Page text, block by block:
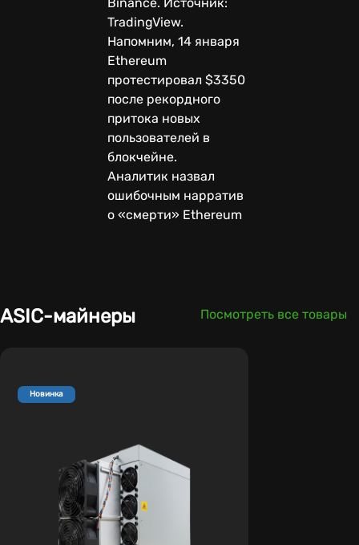
TradingView.
Напомним, 14 января
Ethereum
протестировал $3350
после рекордного
притока новых
пользователей в
блокчейне.
Аналитик назвал
ошибочным нарратив
о «смерти» Ethereum
ASIC-майнеры Посмотреть все товары
Новинка